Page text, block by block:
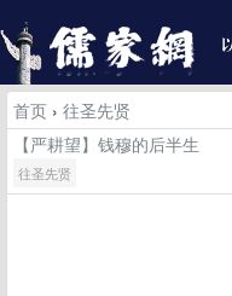
首页 › 往圣先贤
【严耕望】钱穆的后半生
往圣先贤